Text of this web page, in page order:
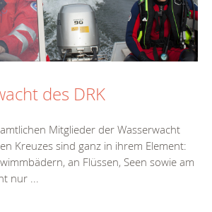
des DRK
Mitglieder der Wasserwacht
Kreuzes sind ganz in ihrem Element:
an Flüssen, Seen sowie am
nur ...